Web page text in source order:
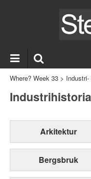
Where? Week 33 >
Industrihistoria
Arkitektur
Bergsbruk